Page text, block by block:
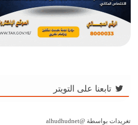
تابعنا على التويتر
تغريدات بواسطة @alhudhudnet